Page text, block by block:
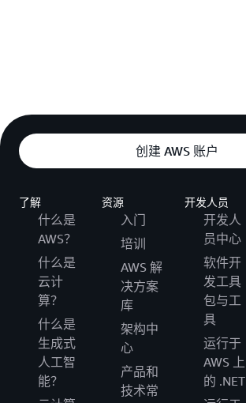
创建 AWS 账户
了解
什么是
AWS？
什么是
云计
算？
什么是
生成式
人工智
能？
资源
入门
培训
AWS 解
决方案
库
架构中
心
产品和
技术常
开发人员
开发人
员中心
软件开
发工具
包与工
具
运行于
AWS 上
的 .NET